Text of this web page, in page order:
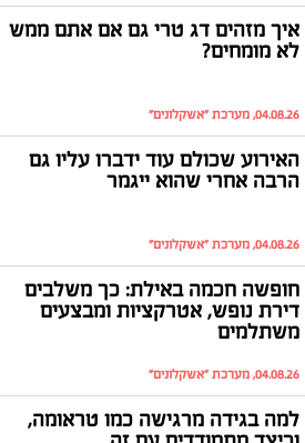
איך מזהים דג טרי גם אם אתם ממש
לא מומחים?
04.08.26, מערכת "אשקלונים"
האירוע שכולם עוד ידברו עליו גם
הרבה אחרי שהוא ייגמר
04.08.26, מערכת "אשקלונים"
חופשה חכמה באילת: כך משלבים
דירת נופש, אטרקציות ומבצעים
משתלמים
04.08.26, מערכת "אשקלונים"
למה בגידה מרגישה כמו טראומה,